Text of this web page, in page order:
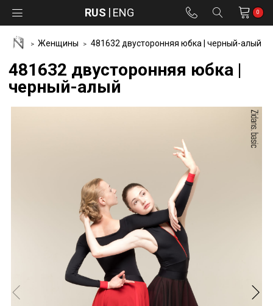
RUS ENG 0
Женщины 481632 двусторонняя юбка | черный-алый
481632 двусторонняя юбка |
черный-алый